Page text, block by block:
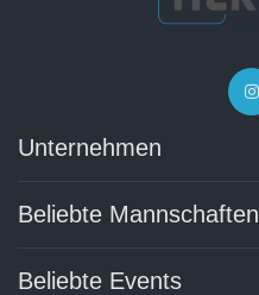
Unternehmen
Beliebte Mannschaften
Beliebte Events